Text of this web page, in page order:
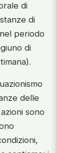
di
di
periodo
di
delle
sono